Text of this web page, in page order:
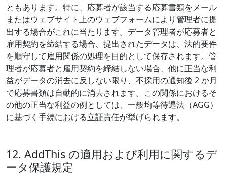
ともあります。特に、応募者が該当する応募書類をメール
またはウェブサイト上のウェブフォームにより管理者に提
出する場合がこれに当たります。データ管理者が応募者と
雇用契約を締結する場合、提出されたデータは、法的要件
を順守して雇用関係の処理を目的として保存されます。管
理者が応募者と雇用契約を締結しない場合、他に正当な利
益がデータの消去に反しない限り、不採用の通知後 2 か月
で応募書類は自動的に消去されます。この関係におけるそ
の他の正当な利益の例としては、一般均等待遇法（AGG）
に基づく手続における立証責任が挙げられます。
12. AddThis の適用および利用に関するデ
ータ保護規定